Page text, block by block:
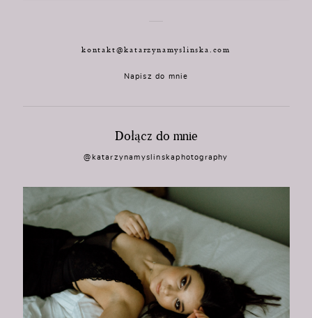
kontakt@katarzynamyslinska.com
Napisz do mnie
Dołącz do mnie
@katarzynamyslinskaphotography